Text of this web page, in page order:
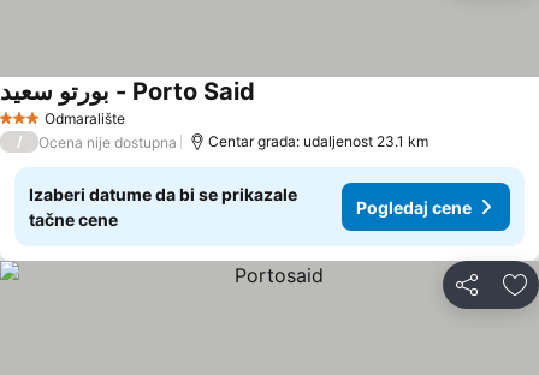
3 ZvezdiceOdmaralište
بورتو سعيد - Porto Said
/ Ocena nije dostupna Centar grada: udaljenost 23.1 km
Izaberi datume da bi se prikazale
tačne cene
Pogledaj cene
Deli